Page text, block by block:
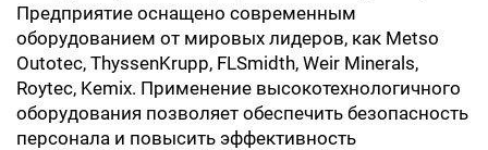
Предприятие оснащено современным
оборудованием от мировых лидеров, как Metso
Outotec, ThyssenKrupp, FLSmidth, Weir Minerals,
Roytec, Kemix. Применение высокотехнологичного
оборудования позволяет обеспечить безопасность
персонала и повысить эффективность